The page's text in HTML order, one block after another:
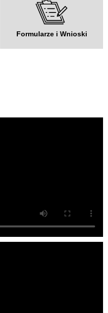
Formularze i Wnioski